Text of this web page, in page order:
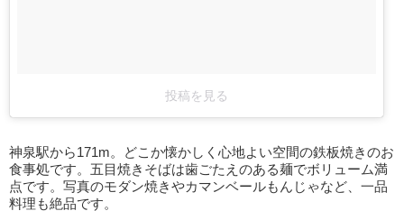
投稿を見る
神泉駅から171m。どこか懐かしく心地よい空間の鉄板焼きのお
食事処です。五目焼きそばは歯ごたえのある麺でボリューム満
点です。写真のモダン焼きやカマンベールもんじゃなど、一品
料理も絶品です。